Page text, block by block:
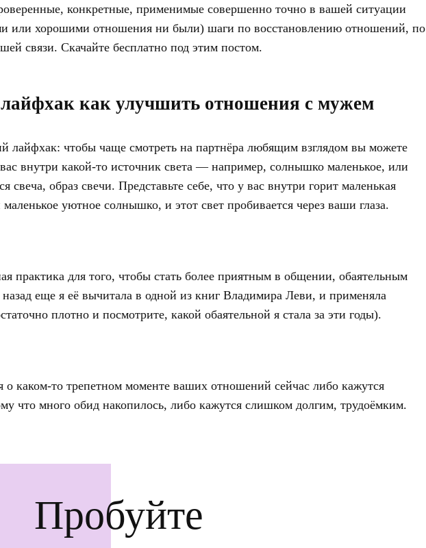
конкретные, применимые совершенно точно в вашей ситуации
или хорошими отношения ни были) шаги по восстановлению отношений, по
связи. Скачайте бесплатно под этим постом.
как улучшить отношения с мужем
лайфхак: чтобы чаще смотреть на партнёра любящим взглядом вы можете
внутри какой-то источник света — например, солнышко маленькое, или
свеча, образ свечи. Представьте себе, что у вас внутри горит маленькая
уютное солнышко, и этот свет пробивается через ваши глаза.
практика для того, чтобы стать более приятным в общении, обаятельным
еще я её вычитала в одной из книг Владимира Леви, и применяла
плотно и посмотрите, какой обаятельной я стала за эти годы).
о каком-то трепетном моменте ваших отношений сейчас либо кажутся
что много обид накопилось, либо кажутся слишком долгим, трудоёмким.
Пробуйте